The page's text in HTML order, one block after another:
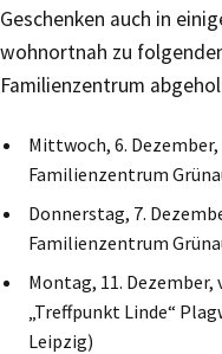
Geschenken auch in
wohnortnah zu
Familienzentrum
Mittwoch, 6.
Familienzentrum
Donnerstag, 7.
Familienzentrum
Montag, 11.
„Treffpunkt Linde“
Leipzig)